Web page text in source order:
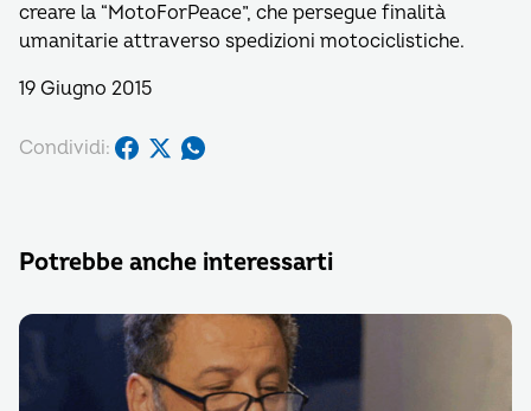
creare la “MotoForPeace”, che persegue finalità
umanitarie attraverso spedizioni motociclistiche.
19 Giugno 2015
Condividi:
Potrebbe anche interessarti